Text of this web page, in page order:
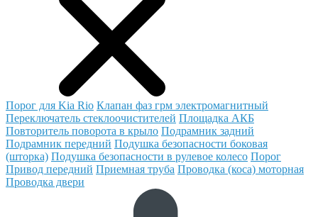
Порог для Kia Rio Клапан фаз грм электромагнитный
Переключатель стеклоочистителей Площадка АКБ
Повторитель поворота в крыло Подрамник задний
Подрамник передний Подушка безопасности боковая
(шторка) Подушка безопасности в рулевое колесо Порог
Привод передний Приемная труба Проводка (коса) моторная
Проводка двери